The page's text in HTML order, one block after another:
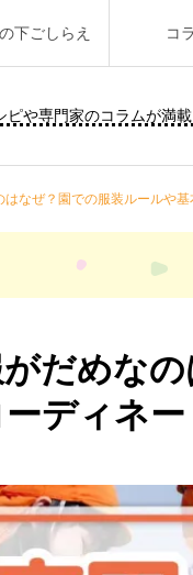
や専門家のコラムが満載
下ごしらえ コ
なぜ？園での服装ルールや
だめな
ディネ